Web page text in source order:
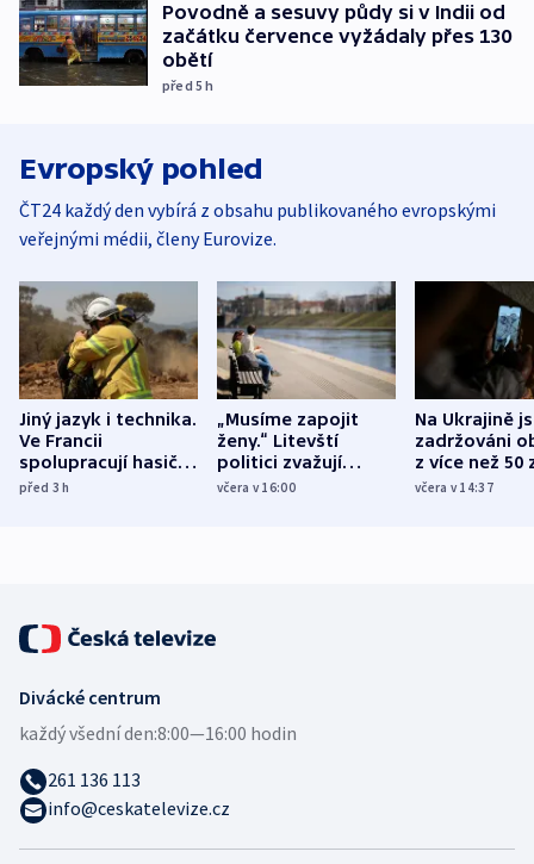
Povodně a sesuvy půdy si v Indii od
začátku července vyžádaly přes 130
obětí
před 5h
Evropský pohled
ČT24 každý den vybírá z obsahu publikovaného evropskými
veřejnými médii, členy Eurovize.
Jiný jazyk i technika.
Ve Francii
spolupracují hasiči z
různých zemí
před 3h
„Musíme zapojit
ženy.“ Litevští
politici zvažují
dohodu o
včera v 16:00
Na Ukrajině
zadržováni
z více než 50
Bojovali na
včera v 14:37
Divácké centrum
každý všední den:8:00—16:00 hodin
261 136 113
info@ceskatelevize.cz